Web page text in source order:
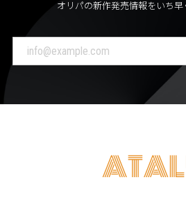
オリパの新作発売情報をいち早